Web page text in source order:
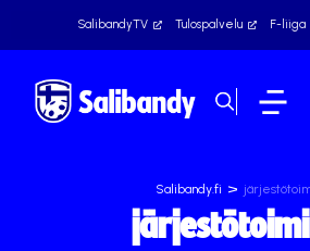
SalibandyTV Tulospalvelu F-liiga
Salibandy.fi >